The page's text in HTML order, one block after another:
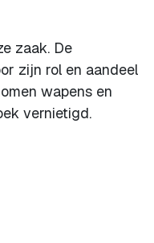
zaak. De
zijn rol en aandeel
wapens en
vernietigd.